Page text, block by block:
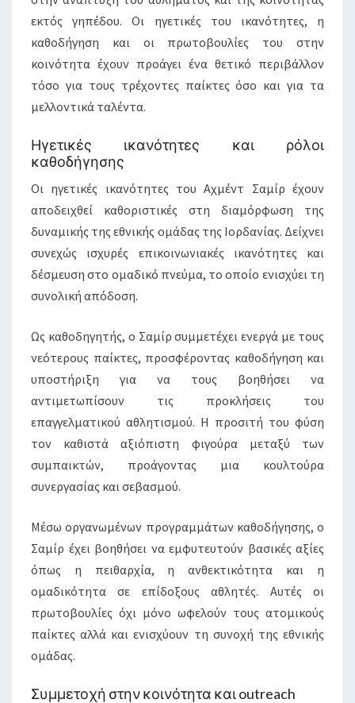
εκτός γηπέδου. Οι ηγετικές του ικανότητες, η
καθοδήγηση και οι πρωτοβουλίες του στην
κοινότητα έχουν προάγει ένα θετικό περιβάλλον
τόσο για τους τρέχοντες παίκτες όσο και για τα
μελλοντικά ταλέντα.
Ηγετικές ικανότητες και ρόλοι
καθοδήγησης
Οι ηγετικές ικανότητες του Αχμέντ Σαμίρ έχουν
αποδειχθεί καθοριστικές στη διαμόρφωση της
δυναμικής της εθνικής ομάδας της Ιορδανίας. Δείχνει
συνεχώς ισχυρές επικοινωνιακές ικανότητες και
δέσμευση στο ομαδικό πνεύμα, το οποίο ενισχύει τη
συνολική απόδοση.
Ως καθοδηγητής, ο Σαμίρ συμμετέχει ενεργά με τους
νεότερους παίκτες, προσφέροντας καθοδήγηση και
υποστήριξη για να τους βοηθήσει να
αντιμετωπίσουν τις προκλήσεις του
επαγγελματικού αθλητισμού. Η προσιτή του φύση
τον καθιστά αξιόπιστη φιγούρα μεταξύ των
συμπαικτών, προάγοντας μια κουλτούρα
συνεργασίας και σεβασμού.
Μέσω οργανωμένων προγραμμάτων καθοδήγησης, ο
Σαμίρ έχει βοηθήσει να εμφυτευτούν βασικές αξίες
όπως η πειθαρχία, η ανθεκτικότητα και η
ομαδικότητα σε επίδοξους αθλητές. Αυτές οι
πρωτοβουλίες όχι μόνο ωφελούν τους ατομικούς
παίκτες αλλά και ενισχύουν τη συνοχή της εθνικής
ομάδας.
Συμμετοχή στην κοινότητα και outreach